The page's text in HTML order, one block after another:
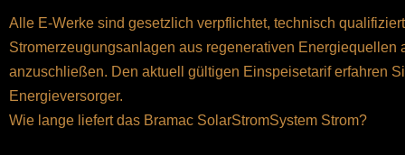
Alle E-Werke sind gesetzlich verpflichtet, technisch
Stromerzeugungsanlagen aus regenerativen Energiequellen
anzuschließen. Den aktuell gültigen Einspeisetarif erfahren
Energieversorger.
Wie lange liefert das Bramac SolarStromSystem Strom?